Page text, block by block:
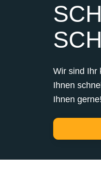
Wir sind Ihr
Ihnen
Ihnen gerne!